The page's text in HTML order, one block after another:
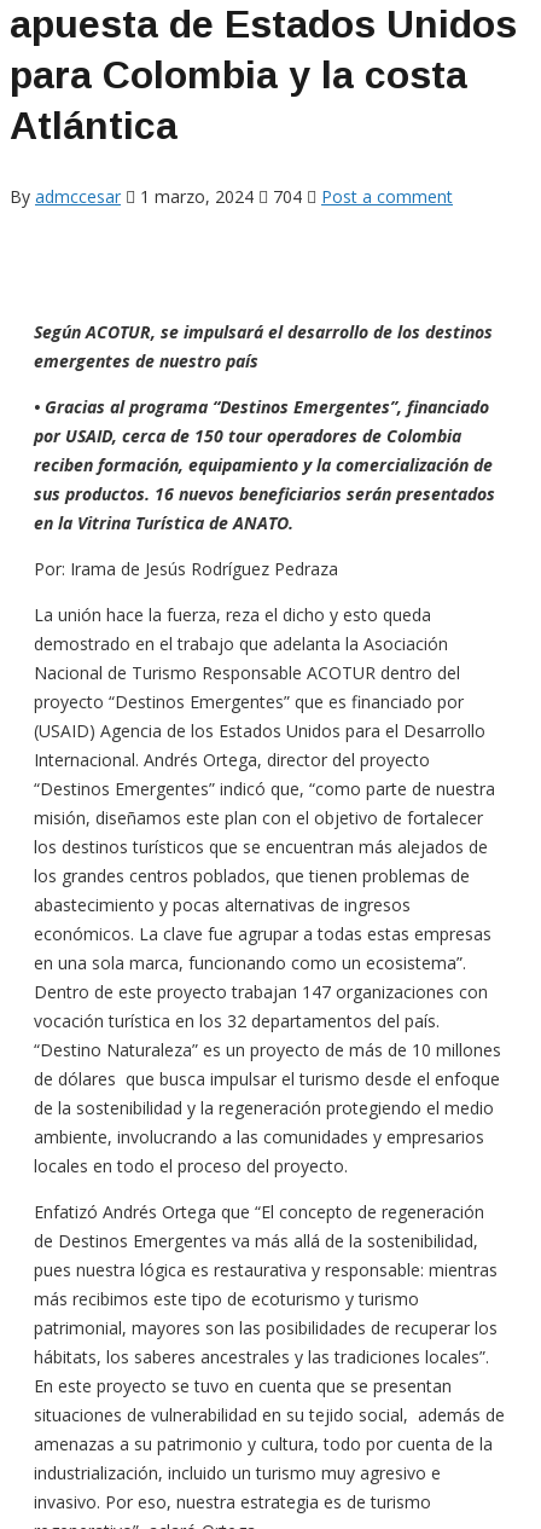
apuesta de Estados Unidos
para Colombia y la costa
Atlántica
By admccesar 1 marzo, 2024 704 Post a comment
Según ACOTUR, se impulsará el desarrollo de los destinos
emergentes de nuestro país
• Gracias al programa “Destinos Emergentes”, financiado
por USAID, cerca de 150 tour operadores de Colombia
reciben formación, equipamiento y la comercialización de
sus productos. 16 nuevos beneficiarios serán presentados
en la Vitrina Turística de ANATO.
Por: Irama de Jesús Rodríguez Pedraza
La unión hace la fuerza, reza el dicho y esto queda
demostrado en el trabajo que adelanta la Asociación
Nacional de Turismo Responsable ACOTUR dentro del
proyecto “Destinos Emergentes” que es financiado por
(USAID) Agencia de los Estados Unidos para el Desarrollo
Internacional. Andrés Ortega, director del proyecto
“Destinos Emergentes” indicó que, “como parte de nuestra
misión, diseñamos este plan con el objetivo de fortalecer
los destinos turísticos que se encuentran más alejados de
los grandes centros poblados, que tienen problemas de
abastecimiento y pocas alternativas de ingresos
económicos. La clave fue agrupar a todas estas empresas
en una sola marca, funcionando como un ecosistema”.
Dentro de este proyecto trabajan 147 organizaciones con
vocación turística en los 32 departamentos del país.
“Destino Naturaleza” es un proyecto de más de 10 millones
de dólares que busca impulsar el turismo desde el enfoque
de la sostenibilidad y la regeneración protegiendo el medio
ambiente, involucrando a las comunidades y empresarios
locales en todo el proceso del proyecto.
Enfatizó Andrés Ortega que “El concepto de regeneración
de Destinos Emergentes va más allá de la sostenibilidad,
pues nuestra lógica es restaurativa y responsable: mientras
más recibimos este tipo de ecoturismo y turismo
patrimonial, mayores son las posibilidades de recuperar los
hábitats, los saberes ancestrales y las tradiciones locales”.
En este proyecto se tuvo en cuenta que se presentan
situaciones de vulnerabilidad en su tejido social, además de
amenazas a su patrimonio y cultura, todo por cuenta de la
industrialización, incluido un turismo muy agresivo e
invasivo. Por eso, nuestra estrategia es de turismo